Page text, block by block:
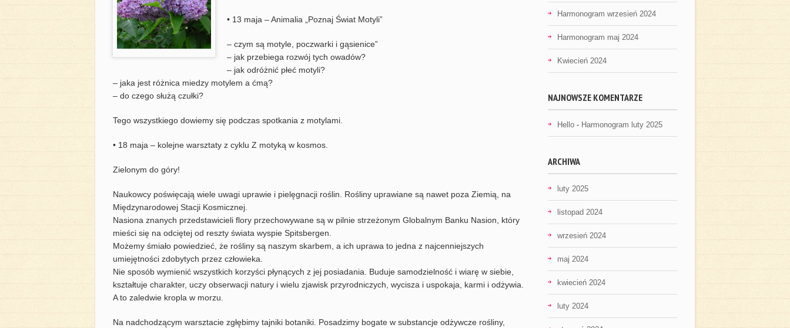
• 13 maja – Animalia „Poznaj Świat Motyli”
– czym są motyle, poczwarki i gąsienice”
– jak przebiega rozwój tych owadów?
– jak odróżnić płeć motyli?
– jaka jest różnica miedzy motylem a ćmą?
– do czego służą czułki?
Tego wszystkiego dowiemy się podczas spotkania z motylami.
• 18 maja – kolejne warsztaty z cyklu Z motyką w kosmos.
Zielonym do góry!
Naukowcy poświęcają wiele uwagi uprawie i pielęgnacji roślin. Rośliny uprawiane są nawet poza Ziemią, na
Międzynarodowej Stacji Kosmicznej.
Nasiona znanych przedstawicieli flory przechowywane są w pilnie strzeżonym Globalnym Banku Nasion, który
mieści się na odciętej od reszty świata wyspie Spitsbergen.
Możemy śmiało powiedzieć, że rośliny są naszym skarbem, a ich uprawa to jedna z najcenniejszych
umiejętności zdobytych przez człowieka.
Nie sposób wymienić wszystkich korzyści płynących z jej posiadania. Buduje samodzielność i wiarę w siebie,
kształtuje charakter, uczy obserwacji natury i wielu zjawisk przyrodniczych, wycisza i uspokaja, karmi i odżywia.
A to zaledwie kropla w morzu.
Na nadchodzącym warsztacie zgłębimy tajniki botaniki. Posadzimy bogate w substancje odżywcze rośliny,
Harmonogram wrzesień 2024
Harmonogram maj 2024
Kwiecień 2024
NAJNOWSZE KOMENTARZE
Hello - Harmonogram luty 2025
ARCHIWA
luty 2025
listopad 2024
wrzesień 2024
maj 2024
kwiecień 2024
luty 2024